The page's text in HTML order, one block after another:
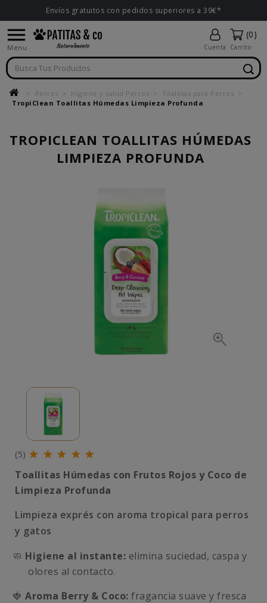
Envíos gratuitos con pedidos superiores a 39€*

Menu Cuenta
(0)
Carrito
Perros Higiene y salud Perros
Toallitas para Perros
TropiClean Toallitas Húmedas Limpieza Profunda
TROPICLEAN TOALLITAS HÚMEDAS
LIMPIEZA PROFUNDA
(5)
Toallitas Húmedas con Frutos Rojos y Coco de
Limpieza Profunda
Limpieza exprés con aroma tropical para perros
y gatos
🧼 Higiene al instante: elimina suciedad, caspa y
olores al contacto.
🍓 Aroma Berry & Coco: fragancia suave y fresca